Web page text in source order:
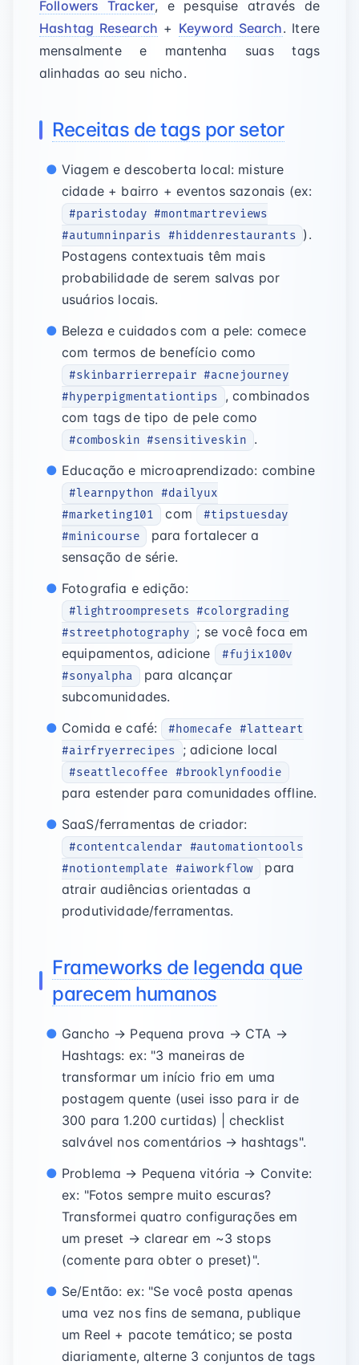
Followers Tracker, e pesquise através de
Hashtag Research + Keyword Search. Itere
mensalmente e mantenha suas tags
alinhadas ao seu nicho.
Receitas de tags por setor
Viagem e descoberta local: misture
cidade + bairro + eventos sazonais (ex:
#paristoday #montmartreviews
#autumninparis #hiddenrestaurants ).
Postagens contextuais têm mais
probabilidade de serem salvas por
usuários locais.
Beleza e cuidados com a pele: comece
com termos de benefício como
#skinbarrierrepair #acnejourney
#hyperpigmentationtips
, combinados
com tags de tipo de pele como
#comboskin #sensitiveskin
.
Educação e microaprendizado: combine
#learnpython #dailyux
#marketing101
com
#tipstuesday
#minicourse
para fortalecer a
sensação de série.
Fotografia e edição:
#lightroompresets #colorgrading
#streetphotography ; se você foca em
equipamentos, adicione
#fujix100v
#sonyalpha
para alcançar
subcomunidades.
Comida e café:
#homecafe #latteart
#airfryerrecipes
; adicione local
#seattlecoffee #brooklynfoodie
para estender para comunidades offline.
SaaS/ferramentas de criador:
#contentcalendar #automationtools
#notiontemplate #aiworkflow
para
atrair audiências orientadas a
produtividade/ferramentas.
Frameworks de legenda que
parecem humanos
Gancho → Pequena prova → CTA →
Hashtags: ex: "3 maneiras de
transformar um início frio em uma
postagem quente (usei isso para ir de
300 para 1.200 curtidas) | checklist
salvável nos comentários → hashtags".
Problema → Pequena vitória → Convite:
ex: "Fotos sempre muito escuras?
Transformei quatro configurações em
um preset → clarear em ~3 stops
(comente para obter o preset)".
Se/Então: ex: "Se você posta apenas
uma vez nos fins de semana, publique
um Reel + pacote temático; se posta
diariamente, alterne 3 conjuntos de tags